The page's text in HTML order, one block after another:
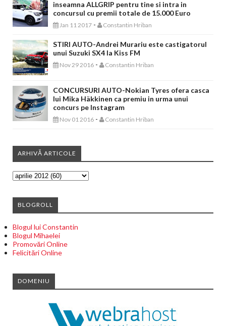
inseamna ALLGRIP pentru tine si intra in
concursul cu premii totale de 15.000 Euro
Jan 11 2017 - Constantin Hriban
STIRI AUTO-Andrei Murariu este castigatorul
unui Suzuki SX4 la Kiss FM
Nov 29 2016 - Constantin Hriban
CONCURSURI AUTO-Nokian Tyres ofera casca
lui Mika Häkkinen ca premiu in urma unui
concurs pe Instagram
Nov 01 2016 - Constantin Hriban
ARHIVĂ ARTICOLE
BLOGROLL
Blogul lui Constantin
Blogul Mihaelei
Promovări Online
Felicitări Online
DOMENIU